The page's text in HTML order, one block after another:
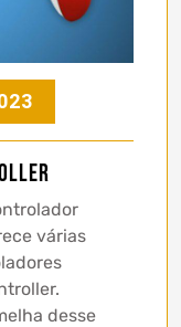
várias
desse